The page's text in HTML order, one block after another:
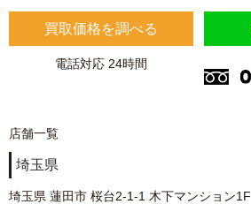
買取価格を調べる
電話対応 24時間
店舗一覧
埼玉県
埼玉県 蓮田市 桜台2-1-1 木下マンション1F